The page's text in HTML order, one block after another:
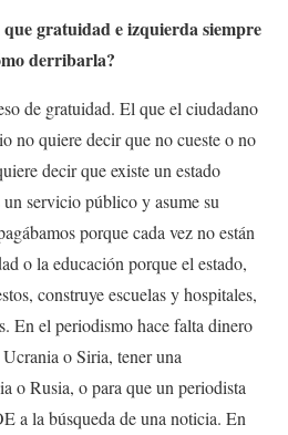
gratuidad e izquierda siempre
derribarla?
de gratuidad. El que el ciudadano
no quiere decir que no cueste o no
decir que existe un estado
servicio público y asume su
porque cada vez no están
o la educación porque el estado,
construye escuelas y hospitales,
En el periodismo hace falta dinero
o Siria, tener una
o Rusia, o para que un periodista
a la búsqueda de una noticia. En